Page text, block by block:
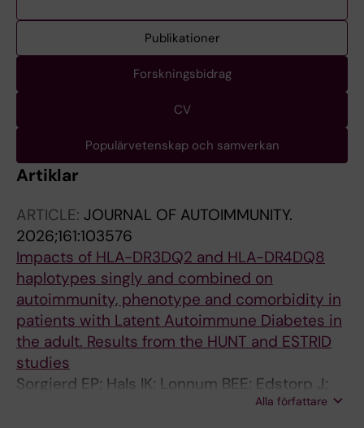
Publikationer
Forskningsbidrag
CV
Populärvetenskap och samverkan
Artiklar
ARTICLE: JOURNAL OF AUTOIMMUNITY.
2026;161:103576
Impacts of HLA-DR3DQ2 and HLA-DR4DQ8
haplotypes singly and combined on
autoimmunity, phenotype and comorbidity in
patients with Latent Autoimmune Diabetes in
the adult. Results from the HUNT and ESTRID
studies
Sorgjerd EP; Hals IK; Lonnum BEE; Edstorp J;
Alla författare